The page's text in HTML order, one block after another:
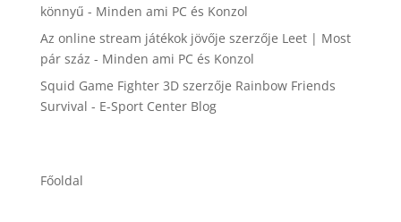
könnyű - Minden ami PC és Konzol
Az online stream játékok jövője szerzője Leet | Most
pár száz - Minden ami PC és Konzol
Squid Game Fighter 3Dszerzője Rainbow Friends
Survival - E-Sport Center Blog
Főoldal